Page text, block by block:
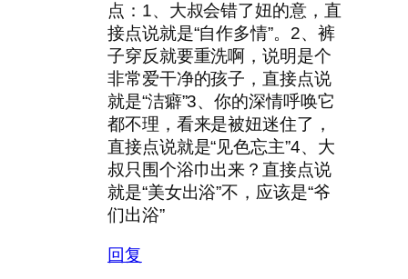
点：1、大叔会错了妞的意，直
接点说就是“自作多情”。2、裤
子穿反就要重洗啊，说明是个
非常爱干净的孩子，直接点说
就是“洁癖”3、你的深情呼唤它
都不理，看来是被妞迷住了，
直接点说就是“见色忘主”4、大
叔只围个浴巾出来？直接点说
就是“美女出浴”不，应该是“爷
们出浴”
回复